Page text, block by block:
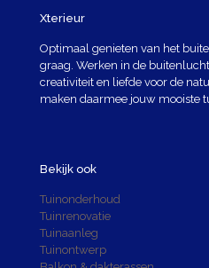
Xterieur
Optimaal genieten van het
graag. Werken in de
creativiteit en liefde voor de
maken daarmee jouw mooiste
Bekijk ook
Tuinonderhoud
Tuinrenovatie
Tuinaanleg
Tuinontwerp